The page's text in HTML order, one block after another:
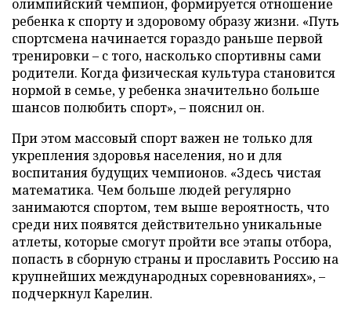
олимпийский чемпион, формируется отношение
ребенка к спорту и здоровому образу жизни. «Путь
спортсмена начинается гораздо раньше первой
тренировки – с того, насколько спортивны сами
родители. Когда физическая культура становится
нормой в семье, у ребенка значительно больше
шансов полюбить спорт», – пояснил он.
При этом массовый спорт важен не только для
укрепления здоровья населения, но и для
воспитания будущих чемпионов. «Здесь чистая
математика. Чем больше людей регулярно
занимаются спортом, тем выше вероятность, что
среди них появятся действительно уникальные
атлеты, которые смогут пройти все этапы отбора,
попасть в сборную страны и прославить Россию на
крупнейших международных соревнованиях», –
подчеркнул Карелин.